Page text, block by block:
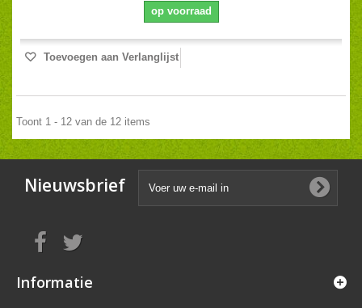
op voorraad
Toevoegen aan Verlanglijst
Toont 1 - 12 van de 12 items
Nieuwsbrief
Informatie